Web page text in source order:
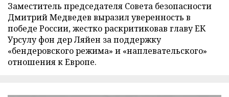
Заместитель председателя Совета безопасности
Дмитрий Медведев выразил уверенность в
победе России, жестко раскритиковав главу ЕК
Урсулу фон дер Ляйен за поддержку
«бендеровского режима» и «наплевательского»
отношения к Европе.